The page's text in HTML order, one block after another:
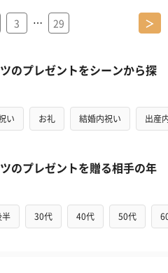
3 … 29 ＞
のプレゼントをシーンから探
い お礼 結婚内祝い 出産
のプレゼントを贈る相手の年
半 30代 40代 50代